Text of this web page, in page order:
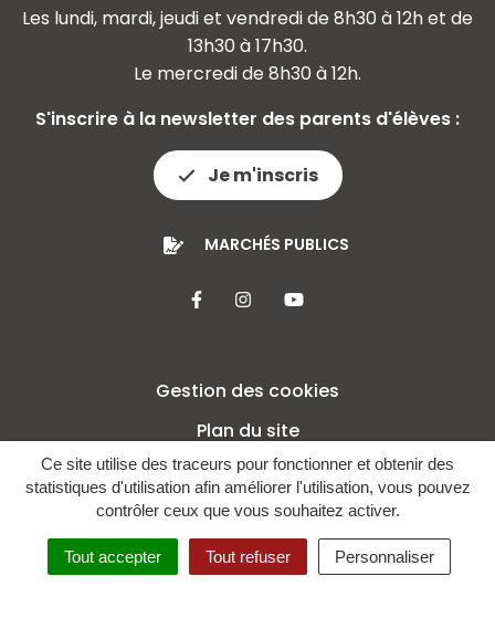
Ce site utilise des traceurs pour fonctionner et obtenir des
statistiques d'utilisation afin améliorer l'utilisation, vous pouvez
contrôler ceux que vous souhaitez activer.
Tout accepter Tout refuser Personnaliser
Les lundi, mardi, jeudi et vendredi de 8h30 à 12h et de
13h30 à 17h30.
Le mercredi de 8h30 à 12h.
S'inscrire à la newsletter des parents d'élèves :
Je m'inscris
MARCHÉS PUBLICS
Lien vers le compte Facebook
Lien vers le compte
Lien vers la chaîne
Gestion des cookies
Plan du site
Mentions légales
Crédits
Politique de confidentialité